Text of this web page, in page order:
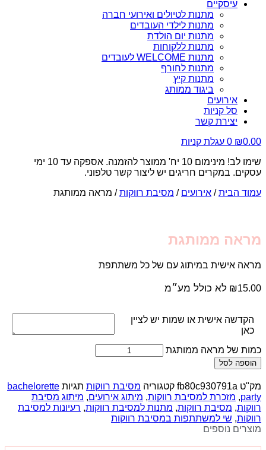
עיסקיים
מתנות לטיולים ואירועי חברה
מתנות לילדי העובדים
מתנות יום הולדת
מתנות ללקוחות
מתנות WELCOME לעובדים
מתנות לחורף
מתנות קיץ
ביגוד ממותג
אירועים
סל קניות
יצירת קשר
₪0.00
0 עגלת קניות
שימו לב! מינימום 10 יח' ממוצר להזמנה. אספקה עד 10 ימי
עסקים. במקרים חריגים יש ליצור קשר טלפוני.
עמוד הבית/ אירועים / מסיבת רווקות/ מראה ממותגת
מראה ממותגת
מראה אישית במיתוג עם של כל משתתפת
₪15.00 לא כולל מע״מ
הקדשה אישית או שמות יש לציין
כאן
כמות של מראה ממותגת
הוספה לסל
מק"ט fb80c930791a קטגוריה מסיבת רווקות תגיות bachelorette
party
, מזכרת למסיבת רווקות, מיתוג אירועים, מיתוג מסיבת
רווקות, מסיבת רווקות, מתנות למסיבת רווקות, רעיונות למסיבת
רווקות, שי למשתתפות במסיבת רווקות
מוצרים נוספים